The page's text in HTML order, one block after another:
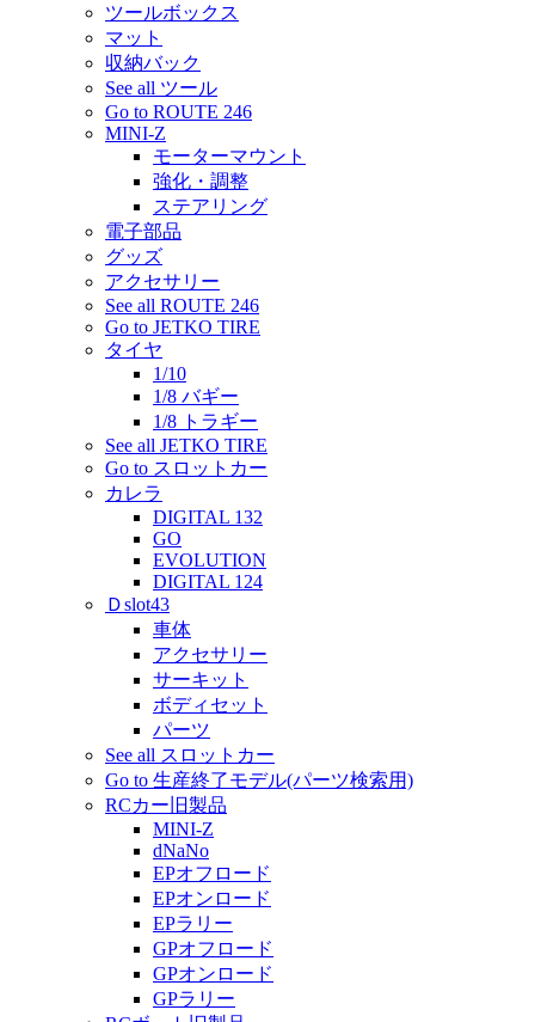
ツールボックス
マット
収納バック
See all ツール
Go to ROUTE 246
MINI-Z
モーターマウント
強化・調整
ステアリング
電子部品
グッズ
アクセサリー
See all ROUTE 246
Go to JETKO TIRE
タイヤ
1/10
1/8 バギー
1/8 トラギー
See all JETKO TIRE
Go to スロットカー
カレラ
DIGITAL 132
GO
EVOLUTION
DIGITAL 124
Ｄslot43
車体
アクセサリー
サーキット
ボディセット
パーツ
See all スロットカー
Go to 生産終了モデル(パーツ検索用)
RCカー旧製品
MINI-Z
dNaNo
EPオフロード
EPオンロード
EPラリー
GPオフロード
GPオンロード
GPラリー